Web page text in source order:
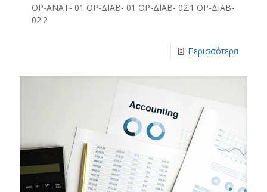
ΟΡ-ΑΝΑΤ- 01 ΟΡ-ΔΙΑΒ- 01 ΟΡ-ΔΙΑΒ- 02.1 ΟΡ-ΔΙΑΒ-
02.2
Περισσότερα